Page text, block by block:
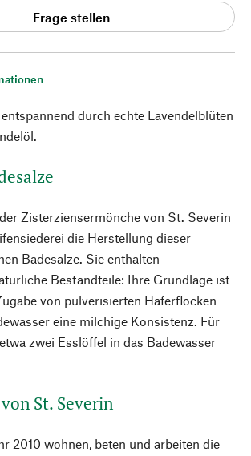
durch echte Lavendelblüten
Zisterziensermönche von St. Severin
die Herstellung dieser
Badesalze. Sie enthalten
Bestandteile: Ihre Grundlage ist
von pulverisierten Haferflocken
eine milchige Konsistenz. Für
zwei Esslöffel in das Badewasser
St. Severin
2010 wohnen, beten und arbeiten die
Frage stellen